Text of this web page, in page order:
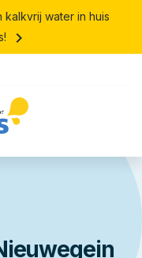
water in huis
keyboard_arrow_right